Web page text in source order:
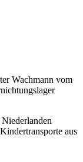
Wachmann vom
aus